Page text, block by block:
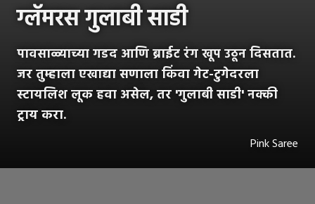
ग्लॅमरस गुलाबी साडी
पावसाळ्याच्या गडद आणि ब्राईट रंग खूप उठून दिसतात.
जर तुम्हाला एखाद्या सणाला किंवा गेट-टुगेदरला
स्टायलिश लूक हवा असेल, तर 'गुलाबी साडी' नक्की
ट्राय करा.
Pink Saree